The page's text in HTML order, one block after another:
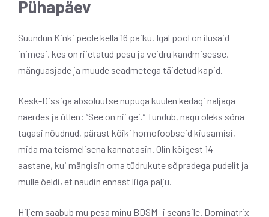
Pühapäev
Suundun Kinki peole kella 16 paiku. Igal pool on ilusaid
inimesi, kes on riietatud pesu ja veidru kandmisesse,
mänguasjade ja muude seadmetega täidetud kapid.
Kesk-Dissiga absoluutse nupuga kuulen kedagi naljaga
naerdes ja ütlen: “See on nii gei.” Tundub, nagu oleks sõna
tagasi nõudnud, pärast kõiki homofoobseid kiusamisi,
mida ma teismelisena kannatasin. Olin kõigest 14 -
aastane, kui mängisin oma tüdrukute sõpradega pudelit ja
mulle öeldi, et naudin ennast liiga palju.
Hiljem saabub mu pesa minu BDSM -i seansile. Dominatrix